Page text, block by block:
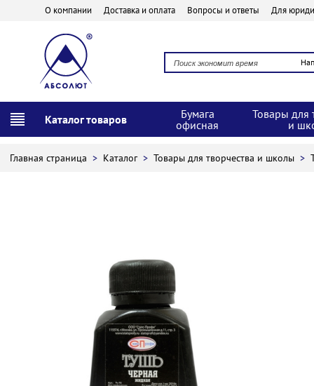
О компании Доставка и оплата Вопросы и ответы Для
Каталог товаров
Бумага
офисная
Товары для
и
Главная страница > Каталог > Товары для творчества и школы >